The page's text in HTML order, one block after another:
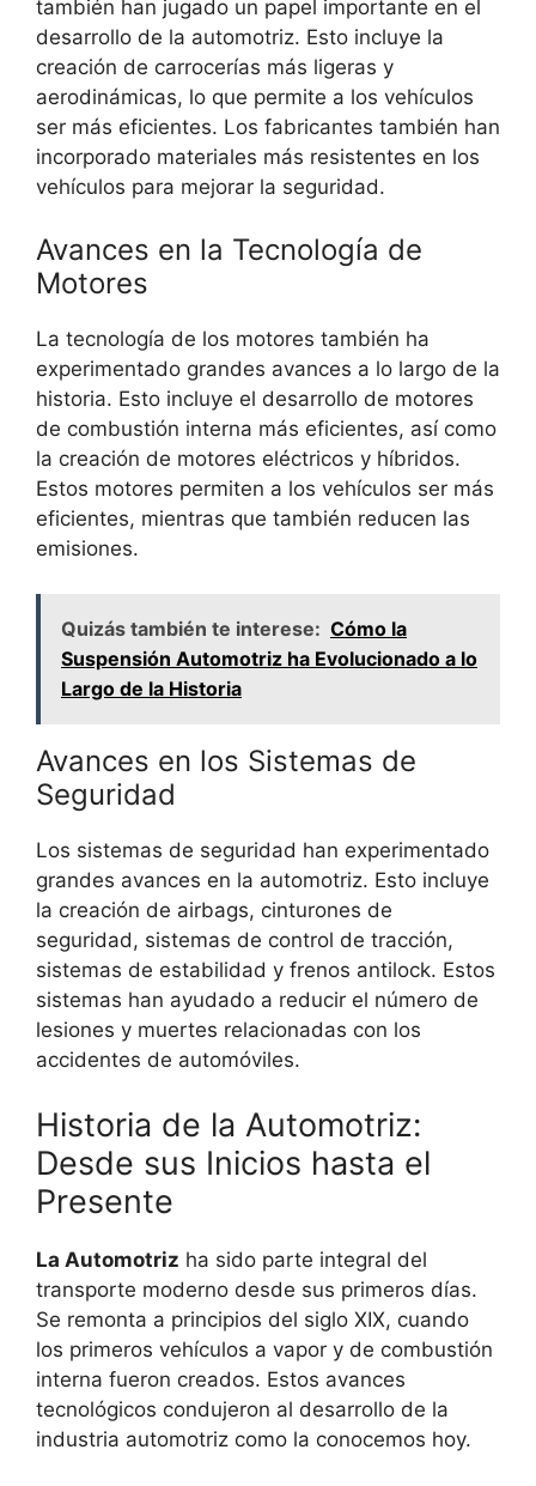
también han jugado un papel importante en el
desarrollo de la automotriz. Esto incluye la
creación de carrocerías más ligeras y
aerodinámicas, lo que permite a los vehículos
ser más eficientes. Los fabricantes también han
incorporado materiales más resistentes en los
vehículos para mejorar la seguridad.
Avances en la Tecnología de
Motores
La tecnología de los motores también ha
experimentado grandes avances a lo largo de la
historia. Esto incluye el desarrollo de motores
de combustión interna más eficientes, así como
la creación de motores eléctricos y híbridos.
Estos motores permiten a los vehículos ser más
eficientes, mientras que también reducen las
emisiones.
Quizás también te interese: Cómo la
Suspensión Automotriz ha Evolucionado a lo
Largo de la Historia
Avances en los Sistemas de
Seguridad
Los sistemas de seguridad han experimentado
grandes avances en la automotriz. Esto incluye
la creación de airbags, cinturones de
seguridad, sistemas de control de tracción,
sistemas de estabilidad y frenos antilock. Estos
sistemas han ayudado a reducir el número de
lesiones y muertes relacionadas con los
accidentes de automóviles.
Historia de la Automotriz:
Desde sus Inicios hasta el
Presente
La Automotriz ha sido parte integral del
transporte moderno desde sus primeros días.
Se remonta a principios del siglo XIX, cuando
los primeros vehículos a vapor y de combustión
interna fueron creados. Estos avances
tecnológicos condujeron al desarrollo de la
industria automotriz como la conocemos hoy.